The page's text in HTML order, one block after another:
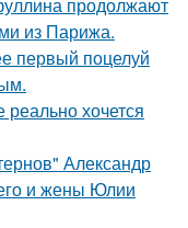
продолжают
из Парижа.
первый поцелуй
хочется
Александр
и жены Юлии